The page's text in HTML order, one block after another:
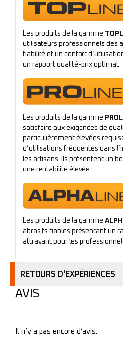
Les produits de la gamme
utilisateurs professionnels des
fiabilité et un confort
un rapport qualité-prix optimal.
Les produits de la gamme
satisfaire aux exigences de
particulièrement élevées
d’utilisations fréquentes dans
les artisans. Ils présentent un
une rentabilité élevée.
Les produits de la gamme
abrasifs fiables présentant un
attrayant pour les
RETOURS D'EXPÉRIENCES
AVIS
Il n’y a pas encore d’avis.